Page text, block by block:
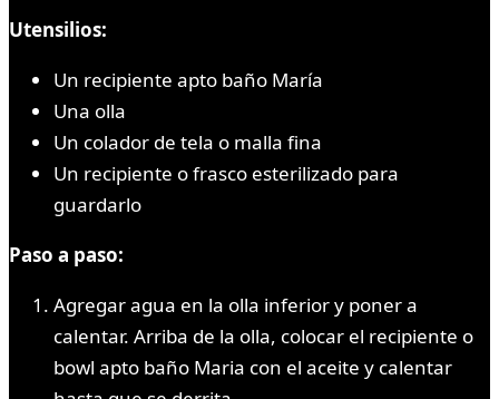
Utensilios:
Un recipiente apto baño María
Una olla
Un colador de tela o malla fina
Un recipiente o frasco esterilizado para
guardarlo
Paso a paso:
Agregar agua en la olla inferior y poner a
calentar. Arriba de la olla, colocar el recipiente o
bowl apto baño Maria con el aceite y calentar